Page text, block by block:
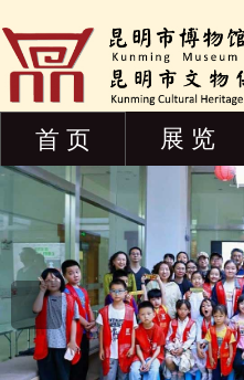
首 页 展 览